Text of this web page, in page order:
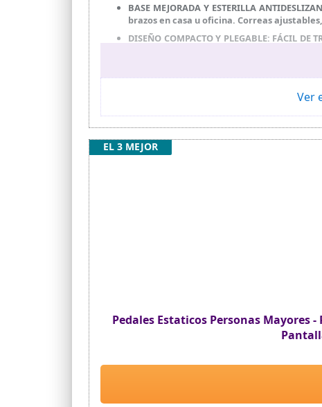
BASE MEJORADA Y ESTERILLA
brazos en casa u oficina. Correas
DISEÑO COMPACTO Y PLEGABLE: FÁCIL
PANTALLA LCD CON 5 FUNCIONES – La
quinta función, SCAN, alterna
RESISTENCIA AJUSTABLE Y
IDEAL PARA REHABILITACIÓN Y
fortalecen la musculatura con un uso
Ver
Pedales Estaticos Personas Mayores
EL 3 MEJOR